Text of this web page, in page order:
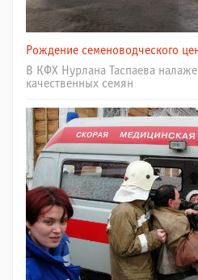
Рождение семеноводческого
В КФХ Нурлана Таспаева
качественных семян